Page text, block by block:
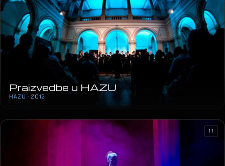
Praizvedbe u HAZU
HAZU · 2012
11